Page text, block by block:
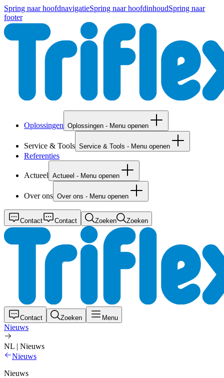
Spring naar hoofdnavigatieSpring naar hoofdinhoudSpring naar
footer
Oplossingen Oplossingen - Menu openen
Service & Tools Service & Tools - Menu openen
Referenties
Actueel Actueel - Menu openen
Over ons Over ons - Menu openen
Contact Contact Zoeken Zoeken
Contact Zoeken Menu
Nieuws
NL | Nieuws
Nieuws
Nieuws